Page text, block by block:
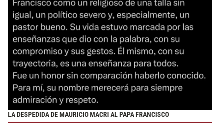
LA DESPEDIDA DE MAURICIO MACRI AL PAPA FRANCISCO